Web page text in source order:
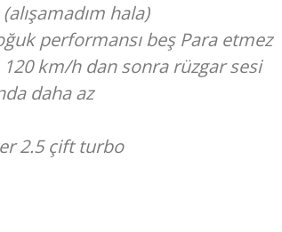
hala)
performansı beş Para etmez
km/h dan sonra rüzgar sesi
daha az
2.5 çift turbo